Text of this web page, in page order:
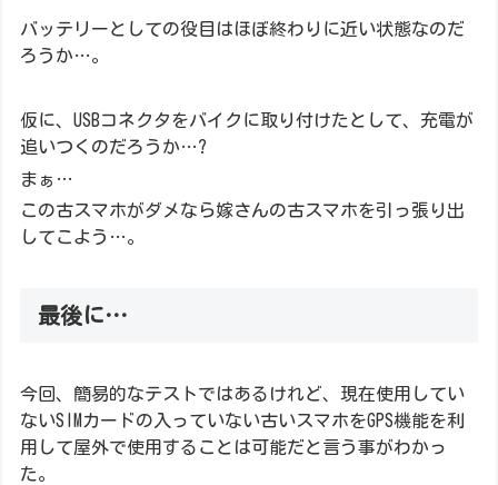
バッテリーとしての役目はほぼ終わりに近い状態なのだ
ろうか…。
仮に、USBコネクタをバイクに取り付けたとして、充電が
追いつくのだろうか…?
まぁ…
この古スマホがダメなら嫁さんの古スマホを引っ張り出
してこよう…。
最後に…
今回、簡易的なテストではあるけれど、現在使用してい
ないSIMカードの入っていない古いスマホをGPS機能を利
用して屋外で使用することは可能だと言う事がわかっ
た。